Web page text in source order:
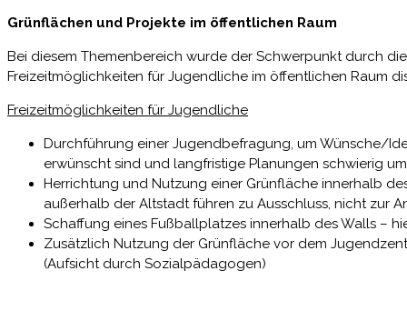
Grünflächen und Projekte im öffentlichen Raum
Bei diesem Themenbereich wurde der Schwerpunkt durch
Freizeitmöglichkeiten für Jugendliche im öffentlichen Raum
Freizeitmöglichkeiten für Jugendliche
Durchführung einer Jugendbefragung, um Wünsche/
erwünscht sind und langfristige Planungen schwierig
Herrichtung und Nutzung einer Grünfläche innerhalb
außerhalb der Altstadt führen zu Ausschluss, nicht zur
Schaffung eines Fußballplatzes innerhalb des Walls –
Zusätzlich Nutzung der Grünfläche vor dem
(Aufsicht durch Sozialpädagogen)